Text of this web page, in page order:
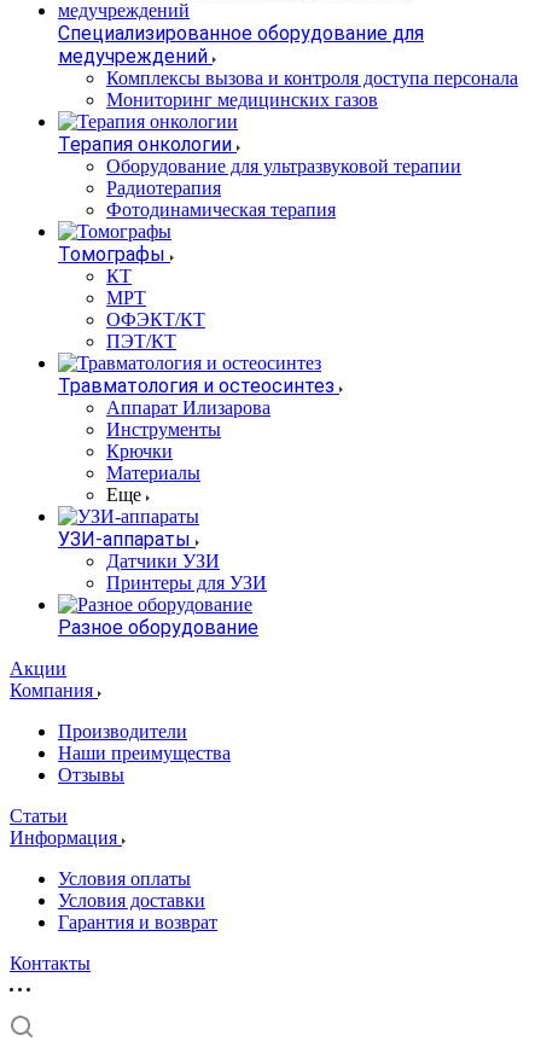
Специализированное оборудование для
медучреждений
Комплексы вызова и контроля доступа персонала
Мониторинг медицинских газов
Терапия онкологии
Оборудование для ультразвуковой терапии
Радиотерапия
Фотодинамическая терапия
Томографы
КТ
МРТ
ОФЭКТ/КТ
ПЭТ/КТ
Травматология и остеосинтез
Аппарат Илизарова
Инструменты
Крючки
Материалы
Еще
УЗИ-аппараты
Датчики УЗИ
Принтеры для УЗИ
Разное оборудование
Акции
Компания
Производители
Наши преимущества
Отзывы
Статьи
Информация
Условия оплаты
Условия доставки
Гарантия и возврат
Контакты